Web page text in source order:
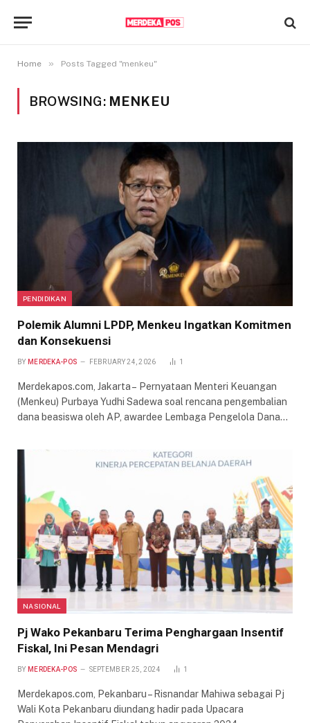
Home » Posts Tagged "menkeu"
BROWSING: MENKEU
PENDIDIKAN
Polemik Alumni LPDP, Menkeu Ingatkan Komitmen
dan Konsekuensi
BY MERDEKA-POS FEBRUARY 24, 2026 1
Merdekapos.com, Jakarta – Pernyataan Menteri Keuangan
(Menkeu) Purbaya Yudhi Sadewa soal rencana pengembalian
dana beasiswa oleh AP, awardee Lembaga Pengelola Dana…
NASIONAL
Pj Wako Pekanbaru Terima Penghargaan Insentif
Fiskal, Ini Pesan Mendagri
BY MERDEKA-POS SEPTEMBER 25, 2024 1
Merdekapos.com, Pekanbaru – Risnandar Mahiwa sebagai Pj
Wali Kota Pekanbaru diundang hadir pada Upacara